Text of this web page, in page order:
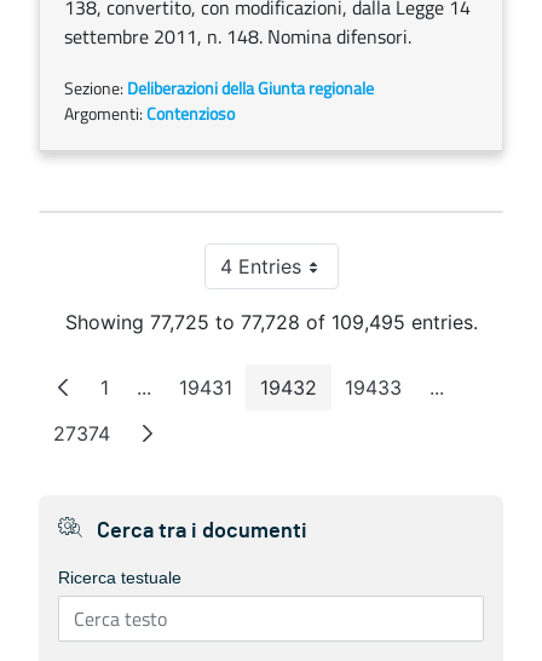
138, convertito, con modificazioni, dalla Legge 14
settembre 2011, n. 148. Nomina difensori.
Sezione: Deliberazioni della Giunta regionale
Argomenti:Contenzioso
4 EntriesPer Page
Showing 77,725 to 77,728 of 109,495 entries.
Page
1 ...Intermediate Pages
Page
19431 Page
19432 Page
19433 ...
Page
27374
Cerca tra i documenti
Ricerca testuale